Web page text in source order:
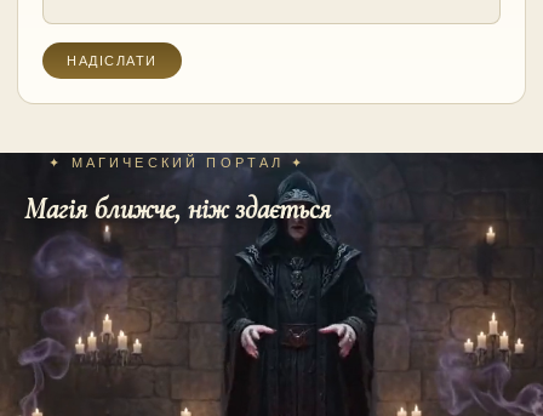
✦ МАГИЧЕСКИЙ ПОРТАЛ ✦
Магія ближче, ніж здається